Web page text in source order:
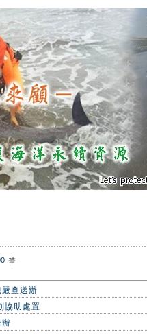
筆
查送辦
協助處置